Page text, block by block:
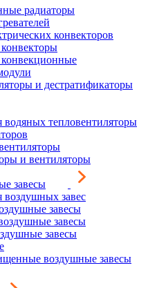
радиаторы
конвекторов
и дестратификаторы
водяных тепловентиляторы
и вентиляторы
завесы
воздушных завес
завесы
завесы
завесы
воздушные завесы